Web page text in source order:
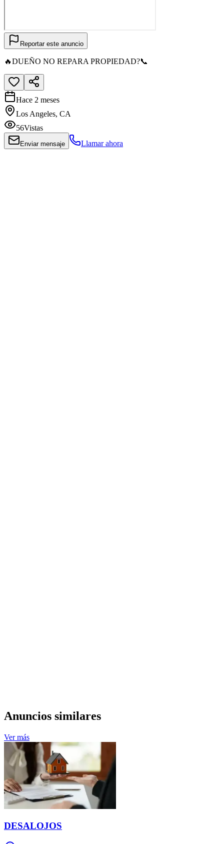
Reportar este anuncio
🔥DUEÑO NO REPARA PROPIEDAD?📞
Hace 2 meses
Los Angeles, CA
56Vistas
Enviar mensaje Llamar ahora
Anuncios similares
Ver más
DESALOJOS